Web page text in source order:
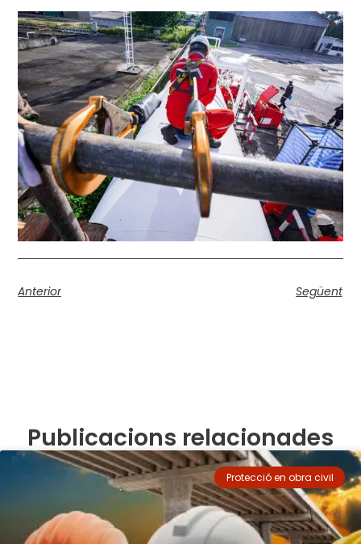
Anterior Següent
Publicacions relacionades
Protecció en obra civil